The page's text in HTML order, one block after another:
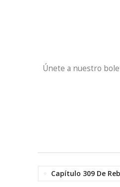
Únete a nuestro
Capítulo 309 De